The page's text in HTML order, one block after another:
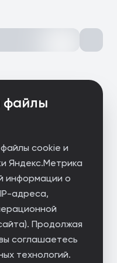
файлы
cookie и
Яндекс.Метрика
информации о
адреса,
Продолжая
соглашаетесь
технологий.